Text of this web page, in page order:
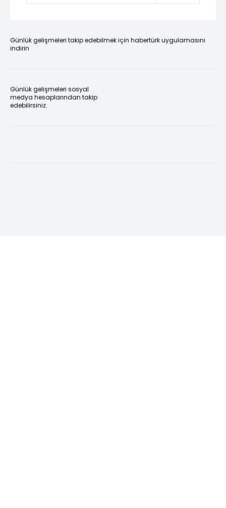
Günlük gelişmeleri takip edebilmek için habertürk uygulamasını
indirin
Günlük gelişmeleri sosyal
medya hesaplarından takip
edebilirsiniz.